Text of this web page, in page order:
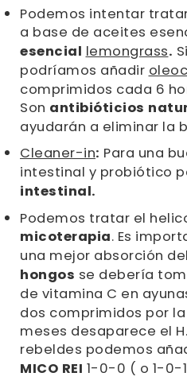
Podemos intentar
a base de aceites
esenciallemongrass.
podríamos añadir
comprimidos cada 6
Son antibióticios
ayudarán a eliminar la
Cleaner-in: Para una
intestinal y probiótico
intestinal.
Podemos tratar el
micoterapia. Es
una mejor absorción del
hongos se debería
de vitamina C en
dos comprimidos por
meses desaparece el
rebeldes podemos
MICO REI 1-0-0 ( o 1-0-